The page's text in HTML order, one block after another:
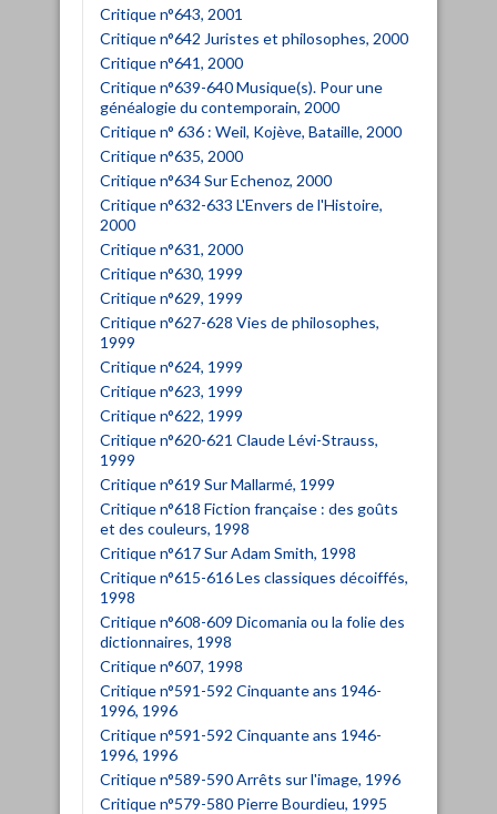
Critique n°643, 2001
Critique n°642 Juristes et philosophes, 2000
Critique n°641, 2000
Critique n°639-640 Musique(s). Pour une
généalogie du contemporain, 2000
Critique n° 636 : Weil, Kojève, Bataille, 2000
Critique n°635, 2000
Critique n°634 Sur Echenoz, 2000
Critique n°632-633 L'Envers de l'Histoire,
2000
Critique n°631, 2000
Critique n°630, 1999
Critique n°629, 1999
Critique n°627-628 Vies de philosophes,
1999
Critique n°624, 1999
Critique n°623, 1999
Critique n°622, 1999
Critique n°620-621 Claude Lévi-Strauss,
1999
Critique n°619 Sur Mallarmé, 1999
Critique n°618 Fiction française : des goûts
et des couleurs, 1998
Critique n°617 Sur Adam Smith, 1998
Critique n°615-616 Les classiques décoiffés,
1998
Critique n°608-609 Dicomania ou la folie des
dictionnaires, 1998
Critique n°607, 1998
Critique n°591-592 Cinquante ans 1946-
1996, 1996
Critique n°591-592 Cinquante ans 1946-
1996, 1996
Critique n°589-590 Arrêts sur l'image, 1996
Critique n°579-580 Pierre Bourdieu, 1995